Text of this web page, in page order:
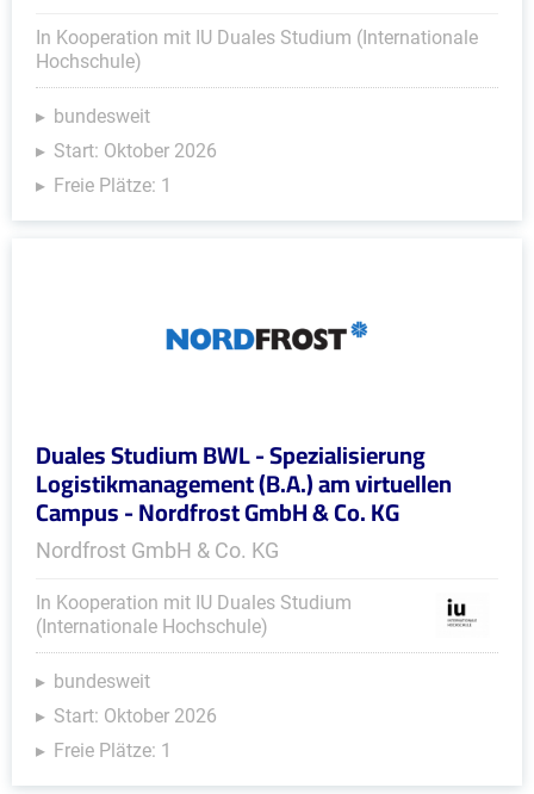
In Kooperation mit IU Duales Studium (Internationale
Hochschule)
bundesweit
Start: Oktober 2026
Freie Plätze: 1
Duales Studium BWL - Spezialisierung
Logistikmanagement (B.A.) am virtuellen
Campus - Nordfrost GmbH & Co. KG
Nordfrost GmbH & Co. KG
In Kooperation mit IU Duales Studium
(Internationale Hochschule)
bundesweit
Start: Oktober 2026
Freie Plätze: 1